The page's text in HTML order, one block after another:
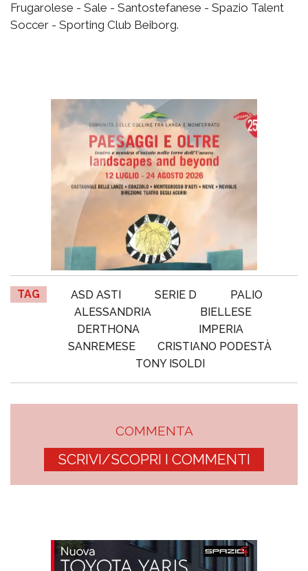
Frugarolese - Sale - Santostefanese - Spazio Talent
Soccer - Sporting Club Beiborg.
TAG ASD ASTI SERIE D
PALIO
ALESSANDRIA
BIELLESE
DERTHONA
IMPERIA
SANREMESE
CRISTIANO PODESTÀ
TONY ISOLDI
COMMENTA
SCRIVI/SCOPRI I COMMENTI